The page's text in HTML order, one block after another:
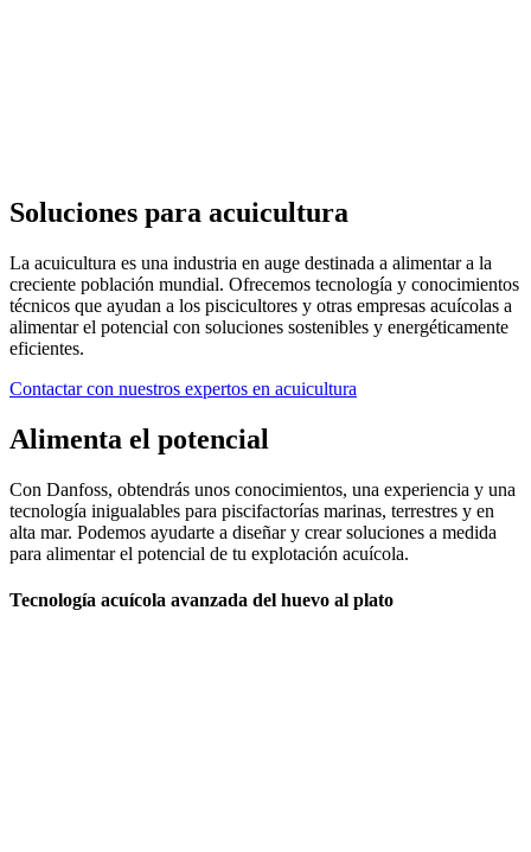
Soluciones para acuicultura
La acuicultura es una industria en auge destinada a alimentar a la
creciente población mundial. Ofrecemos tecnología y conocimientos
técnicos que ayudan a los piscicultores y otras empresas acuícolas a
alimentar el potencial con soluciones sostenibles y energéticamente
eficientes.
Contactar con nuestros expertos en acuicultura
Alimenta el potencial
Con Danfoss, obtendrás unos conocimientos, una experiencia y una
tecnología inigualables para piscifactorías marinas, terrestres y en
alta mar. Podemos ayudarte a diseñar y crear soluciones a medida
para alimentar el potencial de tu explotación acuícola.
Tecnología acuícola avanzada del huevo al plato